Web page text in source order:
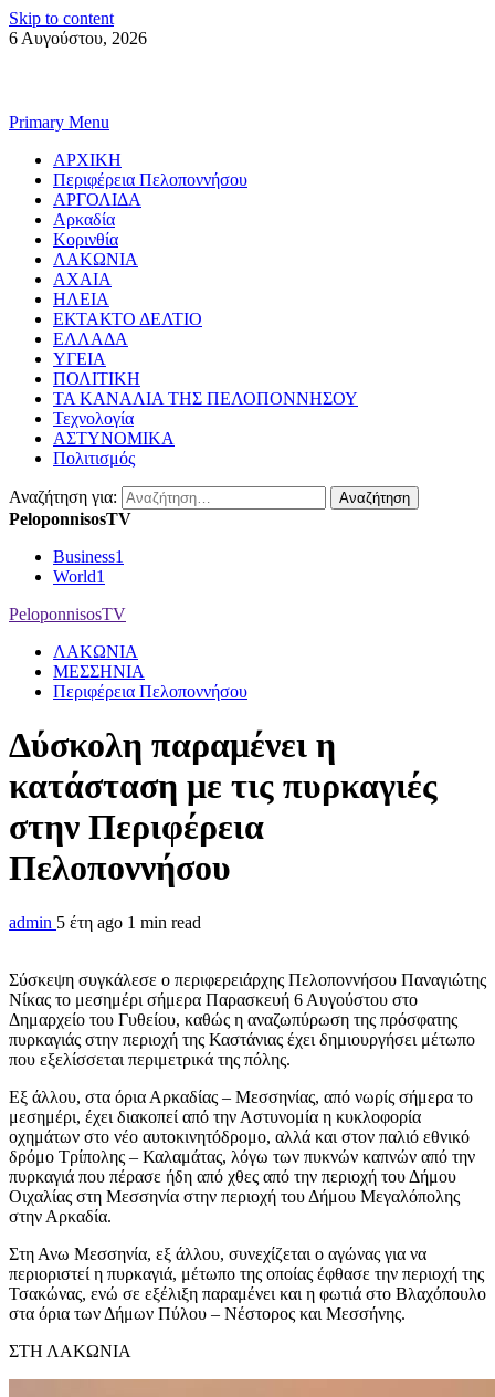
Skip to content
6 Αυγούστου, 2026
Primary Menu
ΑΡΧΙΚΗ
Περιφέρεια Πελοποννήσου
ΑΡΓΟΛΙΔΑ
Αρκαδία
Κορινθία
ΛΑΚΩΝΙΑ
ΑΧΑΙΑ
ΗΛΕΙΑ
ΕΚΤΑΚΤΟ ΔΕΛΤΙΟ
ΕΛΛΑΔΑ
ΥΓΕΙΑ
ΠΟΛΙΤΙΚΗ
ΤΑ ΚΑΝΑΛΙΑ ΤΗΣ ΠΕΛΟΠΟΝΝΗΣΟΥ
Τεχνολογία
ΑΣΤΥΝΟΜΙΚΑ
Πολιτισμός
Αναζήτηση για:
PeloponnisosTV
Business1
World1
PeloponnisosTV
ΛΑΚΩΝΙΑ
ΜΕΣΣΗΝΙΑ
Περιφέρεια Πελοποννήσου
Δύσκολη παραμένει η
κατάσταση με τις πυρκαγιές
στην Περιφέρεια
Πελοποννήσου
admin 5 έτη ago 1 min read
Σύσκεψη συγκάλεσε ο περιφερειάρχης Πελοποννήσου Παναγιώτης
Νίκας το μεσημέρι σήμερα Παρασκευή 6 Αυγούστου στο
Δημαρχείο του Γυθείου, καθώς η αναζωπύρωση της πρόσφατης
πυρκαγιάς στην περιοχή της Καστάνιας έχει δημιουργήσει μέτωπο
που εξελίσσεται περιμετρικά της πόλης.
Εξ άλλου, στα όρια Αρκαδίας – Μεσσηνίας, από νωρίς σήμερα το
μεσημέρι, έχει διακοπεί από την Αστυνομία η κυκλοφορία
οχημάτων στο νέο αυτοκινητόδρομο, αλλά και στον παλιό εθνικό
δρόμο Τρίπολης – Καλαμάτας, λόγω των πυκνών καπνών από την
πυρκαγιά που πέρασε ήδη από χθες από την περιοχή του Δήμου
Οιχαλίας στη Μεσσηνία στην περιοχή του Δήμου Μεγαλόπολης
στην Αρκαδία.
Στη Ανω Μεσσηνία, εξ άλλου, συνεχίζεται ο αγώνας για να
περιοριστεί η πυρκαγιά, μέτωπο της οποίας έφθασε την περιοχή της
Τσακώνας, ενώ σε εξέλιξη παραμένει και η φωτιά στο Βλαχόπουλο
στα όρια των Δήμων Πύλου – Νέστορος και Μεσσήνης.
ΣΤΗ ΛΑΚΩΝΙΑ